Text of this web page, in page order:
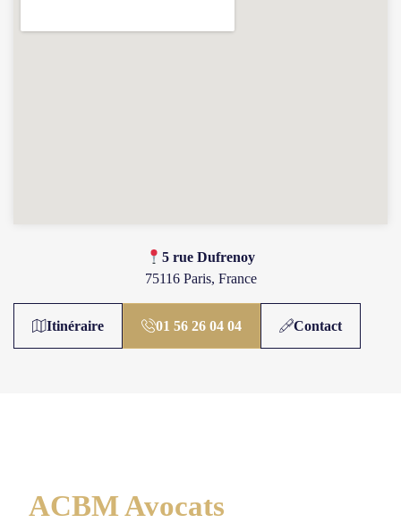
​​5 rue Dufrenoy
75116 Paris, France
Itinéraire 01 56 26 04 04 Contact
ACBM Avocats